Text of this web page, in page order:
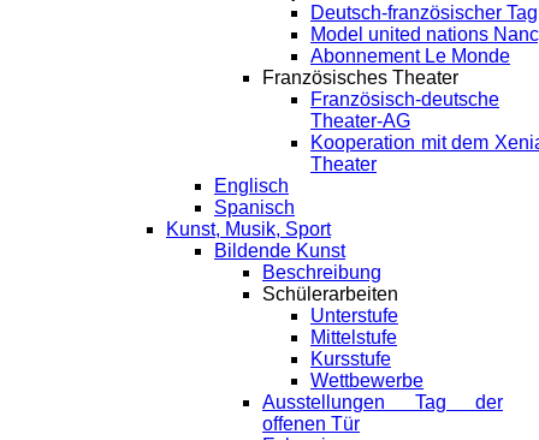
Deutsch-französischer Tag
Model united nations
Abonnement Le Monde
Französisches Theater
Französisch-deutsche
Theater-AG
Kooperation mit dem
Theater
Englisch
Spanisch
Kunst, Musik, Sport
Bildende Kunst
Beschreibung
Schülerarbeiten
Unterstufe
Mittelstufe
Kursstufe
Wettbewerbe
Ausstellungen Tag der
offenen Tür